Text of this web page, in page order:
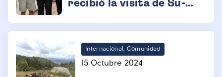
recibió la visita de Su-
Embajadora del Reino
Unido en el Perú
Internacional, Comunidad
15 Octubre 2024